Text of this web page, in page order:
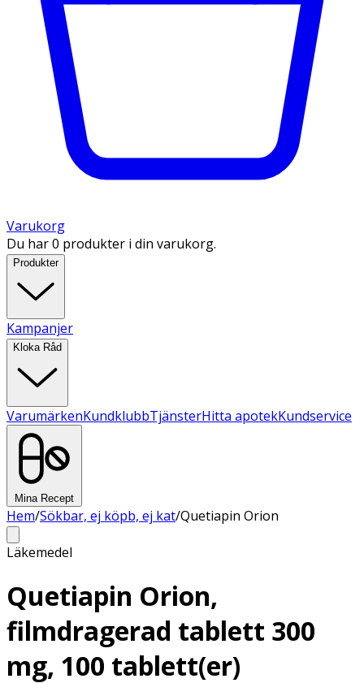
Varukorg
Du har 0 produkter i din varukorg.
Produkter
Kampanjer
Kloka Råd
VarumärkenKundklubbTjänsterHitta apotekKundservice
Mina Recept
Hem/Sökbar, ej köpb, ej kat/Quetiapin Orion
Läkemedel
Quetiapin Orion,
filmdragerad tablett 300
mg, 100 tablett(er)